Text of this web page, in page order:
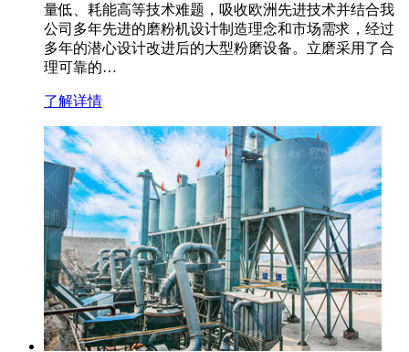
量低、耗能高等技术难题，吸收欧洲先进技术并结合我
公司多年先进的磨粉机设计制造理念和市场需求，经过
多年的潜心设计改进后的大型粉磨设备。立磨采用了合
理可靠的…
了解详情